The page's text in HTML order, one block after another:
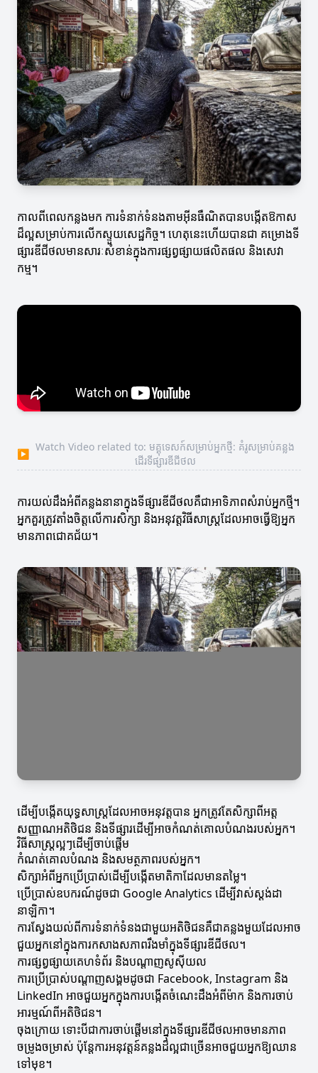
កាលពីពេលកន្លងមក ការទំនាក់ទំនងតាមអ៊ីនធឺណិតបានបង្កើតឱកាស
ដ៏ល្អសម្រាប់ការលើកស្ទួយសេដ្ឋកិច្ច។ ហេតុនេះហើយបានជា គម្រោងទី
ផ្សារឌីជីថលមានសារៈសំខាន់ក្នុងការផ្សព្វផ្សាយផលិតផល និងសេវា
កម្ម។
▶
Watch Video related to: មគ្គុទេសក៍សម្រាប់អ្នកថ្មី: គំរូសម្រាប់គន្លង
ដើរទីផ្សារឌីជីថល
ការយល់ដឹងអំពីគន្លងនានាក្នុងទីផ្សារឌីជីថលគឺជាអាទិភាពសំរាប់អ្នកថ្មី។
អ្នកគួរត្រូវតាំងចិត្តលើការសិក្សា និងអនុវត្តវិធីសាស្ត្រដែលអាចធ្វើឱ្យអ្នក
មានភាពជោគជ័យ។
ដើម្បីបង្កើតយុទ្ធសាស្រ្តដែលអាចអនុវត្តបាន អ្នកត្រូវតែសិក្សាពីអត្ត
សញ្ញាណអតិថិជន និងទីផ្សារដើម្បីអាចកំណត់គោលបំណងរបស់អ្នក។
វិធីសាស្ត្រល្អៗដើម្បីចាប់ផ្តើម
កំណត់គោលបំណង និងសមត្ថភាពរបស់អ្នក។
សិក្សាអំពីអ្នកប្រើប្រាស់ដើម្បីបង្កើតមាតិកាដែលមានតម្លៃ។
ប្រើប្រាស់ឧបករណ៍ដូចជា Google Analytics ដើម្បីវាស់ស្តង់ដា
នាឡិកា។
ការស្វែងយល់ពីការទំនាក់ទំនងជាមួយអតិថិជនគឺជាគន្លងមួយដែលអាច
ជួយអ្នកនៅក្នុងការកសាងសភាពរឹងមាំក្នុងទីផ្សារឌីជីថល។
ការផ្សព្វផ្សាយគេហទំព័រ និងបណ្តាញសូស៊ីយល
ការប្រើប្រាស់បណ្តាញសង្គមដូចជា Facebook, Instagram និង
LinkedIn អាចជួយអ្នកក្នុងការបង្កើតចំណេះដឹងអំពីម៉ាក និងការចាប់
អារម្មណ៍ពីអតិថិជន។
ចុងក្រោយ ទោះបីជាការចាប់ផ្តើមនៅក្នុងទីផ្សារឌីជីថលអាចមានភាព
ចម្រូងចម្រាស់ ប៉ុន្តែការអនុវត្តន៍គន្លងដ៏ល្អជាច្រើនអាចជួយអ្នកឱ្យឈាន
ទៅមុខ។